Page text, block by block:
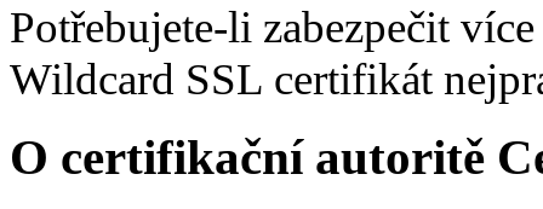
Potřebujete-li zabezpečit
Wildcard SSL certifikát
O certifikační autoritě